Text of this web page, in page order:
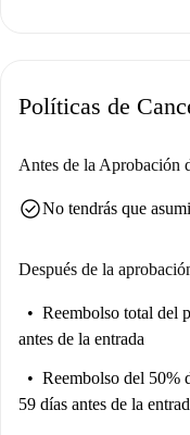
Ubicado en el vibrante
renombre como Passage
Lunion Des Anciens
Descubra la comunidad y
Políticas de
Antes de la Aprobación
check_circleNo tendrás que
Después de la
Reembolso total del
antes de la entrada
Reembolso del 50%
59 días antes de la